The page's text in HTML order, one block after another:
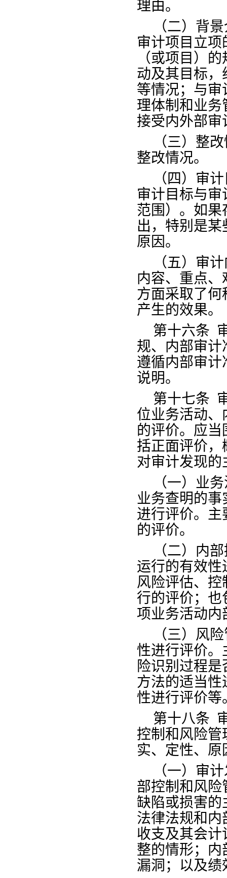
理由。
（二）背
审计项目立
（或项目）
动及其目标
等情况；与
理体制和业
接受内外部
（三）整
整改情况。
（四）审
审计目标与
范围）。如
出，特别是
原因。
（五）审
内容、重点
方面采取了
产生的效果。
第十六条
规、内部审
遵循内部审
说明。
第十七条
位业务活动
的评价。应
括正面评价
对审计发现
（一）业
业务查明的
进行评价。
的评价。
（二）内
运行的有效
风险评估、
行的评价；也
项业务活动内
（三）风
性进行评价
险识别过程
方法的适当
性进行评价等
第十八条
控制和风险
实、定性、
（一）审
部控制和风
缺陷或损害
法律法规和
收支及其会
整的情形；
漏洞；以及